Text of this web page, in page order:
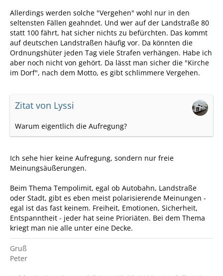
Allerdings werden solche "Vergehen" wohl nur in den
seltensten Fällen geahndet. Und wer auf der Landstraße 80
statt 100 fährt, hat sicher nichts zu befürchten. Das kommt
auf deutschen Landstraßen häufig vor. Da könnten die
Ordnungshüter jeden Tag viele Strafen verhängen. Habe ich
aber noch nicht von gehört. Da lässt man sicher die "Kirche
im Dorf", nach dem Motto, es gibt schlimmere Vergehen.
Zitat von Lyssi
Warum eigentlich die Aufregung?
Ich sehe hier keine Aufregung, sondern nur freie
Meinungsäußerungen.
Beim Thema Tempolimit, egal ob Autobahn, Landstraße
oder Stadt, gibt es eben meist polarisierende Meinungen -
egal ist das fast keinem. Freiheit, Emotionen, Sicherheit,
Entspanntheit - jeder hat seine Prioriäten. Bei dem Thema
kriegt man nie alle unter eine Decke.
Gruß
Peter